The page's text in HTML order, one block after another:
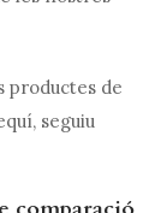
productes de
seguiu